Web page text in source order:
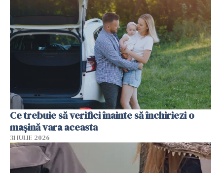
Ce trebuie să verifici înainte să închiriezi o
mașină vara aceasta
31 IULIE 2026